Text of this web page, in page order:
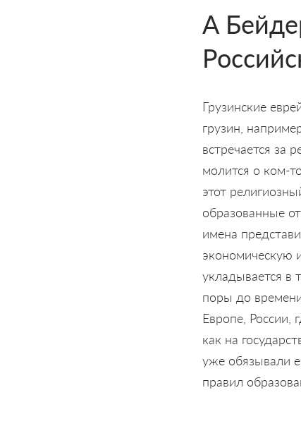
А
Грузинские
грузин,
встречается за
молится о ком-
этот
образованные
имена
экономическую
укладывается в
поры до
Европе, России,
как на
уже обязывали
правил